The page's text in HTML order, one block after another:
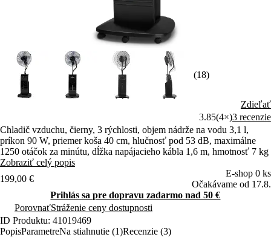
(18)
Zdieľať
3.85(4×)3 recenzie
Chladič vzduchu, čierny, 3 rýchlosti, objem nádrže na vodu 3,1 l,
príkon 90 W, priemer koša 40 cm, hlučnosť pod 53 dB, maximálne
1250 otáčok za minútu, dĺžka napájacieho kábla 1,6 m, hmotnosť 7 kg
Zobraziť celý popis
199,00 €
E-shop 0 ks
Očakávame od 17.8.
Prihlás sa pre dopravu zadarmo nad 50 €
PorovnaťStráženie ceny dostupnosti
ID Produktu: 41019469
PopisParametreNa stiahnutie (1)Recenzie (3)